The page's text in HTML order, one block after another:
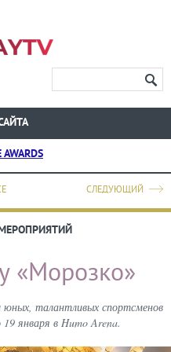
СЛЕДУЮЩИЙ
«Морозко»
талантливых спортсменов
января в Humo Arena.